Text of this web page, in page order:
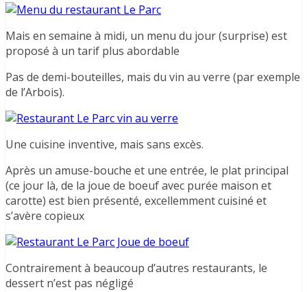
Mais en semaine à midi, un menu du jour (surprise) est
proposé à un tarif plus abordable
Pas de demi-bouteilles, mais du vin au verre (par exemple
de l’Arbois).
Une cuisine inventive, mais sans excès.
Après un amuse-bouche et une entrée, le plat principal
(ce jour là, de la joue de boeuf avec purée maison et
carotte) est bien présenté, excellemment cuisiné et
s’avère copieux
Contrairement à beaucoup d’autres restaurants, le
dessert n’est pas négligé